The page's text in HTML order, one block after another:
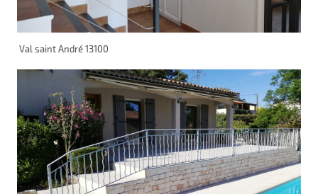
Val saint André 13100